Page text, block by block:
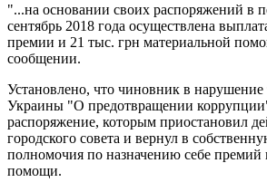
"...на основании своих распоряжений в
сентябрь 2018 года осуществлена
премии и 21 тыс. грн материальной
сообщении.
Установлено, что чиновник в нарушение
Украины "О предотвращении
распоряжение, которым приостановил
городского совета и вернул в
полномочия по назначению себе премий
помощи.